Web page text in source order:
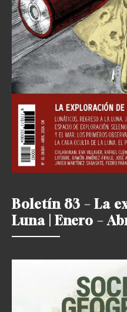
Boletín 83 – La
Luna | Enero –